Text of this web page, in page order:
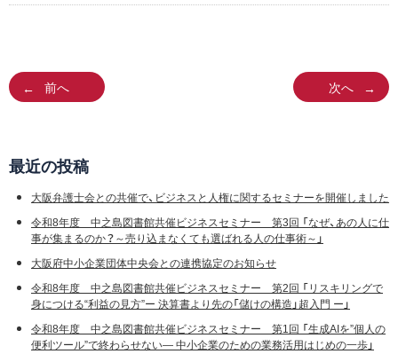
前へ 次へ
最近の投稿
大阪弁護士会との共催で、ビジネスと人権に関するセミナーを開催しました
令和8年度 中之島図書館共催ビジネスセミナー 第3回 「なぜ、あの人に仕
事が集まるのか？～売り込まなくても選ばれる人の仕事術～」
大阪府中小企業団体中央会との連携協定のお知らせ
令和8年度 中之島図書館共催ビジネスセミナー 第2回 「リスキリングで
身につける“利益の見方”ー 決算書より先の「儲けの構造」超入門 ー」
令和8年度 中之島図書館共催ビジネスセミナー 第1回 「生成AIを”個人の
便利ツール”で終わらせない― 中小企業のための業務活用はじめの一歩」